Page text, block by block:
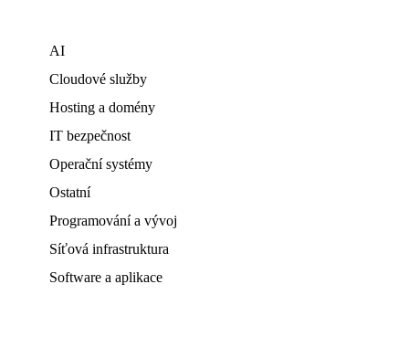
AI
Cloudové služby
Hosting a domény
IT bezpečnost
Operační systémy
Ostatní
Programování a vývoj
Síťová infrastruktura
Software a aplikace